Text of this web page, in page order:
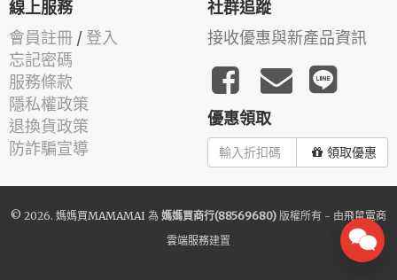
線上服務
會員註冊 / 登入
忘記密碼
服務條款
隱私權政策
退換貨政策
防詐騙宣導
社群追蹤
接收優惠與新產品資訊
優惠領取
領取優惠
© 2026. 媽媽買MAMAMAI 為 媽媽買商行(88569680) 版權所有 - 由飛鼠電商
雲端服務建置